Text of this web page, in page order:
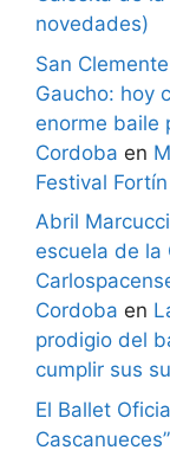
novedades)
San
Gaucho: hoy
enorme baile
Cordoba en
Festival
Abril
escuela de la
Cordoba en
prodigio del
cumplir sus
El Ballet